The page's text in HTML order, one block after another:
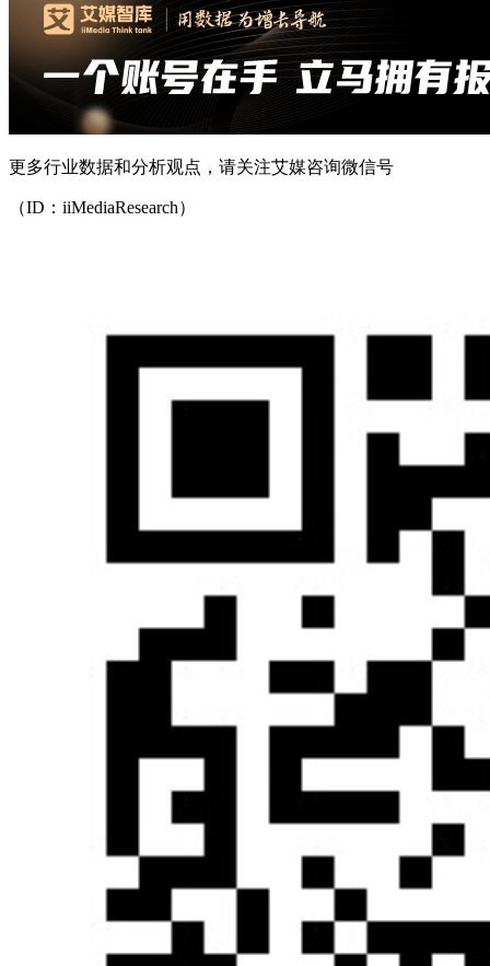
更多行业数据和分析观点，请关注艾媒咨询微信号
（ID：iiMediaResearch）